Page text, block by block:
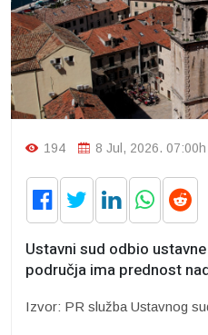
194 8 Jul, 2026. 07:00h
Ustavni sud odbio
područja ima prednost
Izvor: PR služba Ustavnog